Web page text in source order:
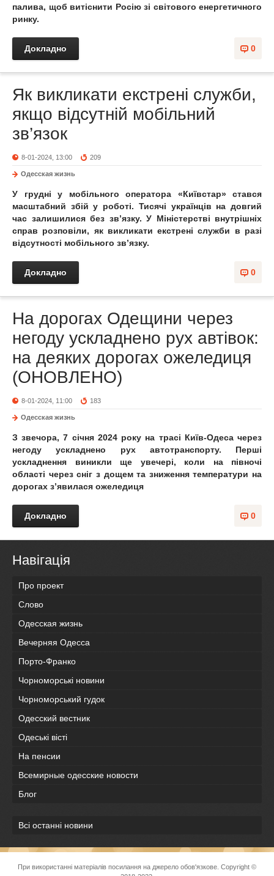
палива, щоб витіснити Росію зі світового енергетичного
ринку.
0
Докладно
Як викликати екстрені служби,
якщо відсутній мобільний
зв’язок
8-01-2024, 13:00 209
Одесская жизнь
У грудні у мобільного оператора «Київстар» стався
масштабний збій у роботі. Тисячі українців на довгий
час залишилися без зв’язку. У Міністерстві внутрішніх
справ розповіли, як викликати екстрені служби в разі
відсутності мобільного зв’язку.
0
Докладно
На дорогах Одещини через
негоду ускладнено рух автівок:
на деяких дорогах ожеледиця
(ОНОВЛЕНО)
8-01-2024, 11:00 183
Одесская жизнь
З звечора, 7 січня 2024 року на трасі Київ-Одеса через
негоду ускладнено рух автотранспорту. Перші
ускладнення виникли ще увечері, коли на півночі
області через сніг з дощем та зниження температури на
дорогах з’явилася ожеледиця
0
Докладно
Навігація
Про проект
Слово
Одесская жизнь
Вечерняя Одесса
Порто-Франко
Чорноморські новини
Чорноморський гудок
Одесский вестник
Одеськi вiстi
На пенсии
Всемирные одесские новости
Блог
Всі останні новини
При використанні матеріалів посилання на джерело обов'язкове. Copyright ©